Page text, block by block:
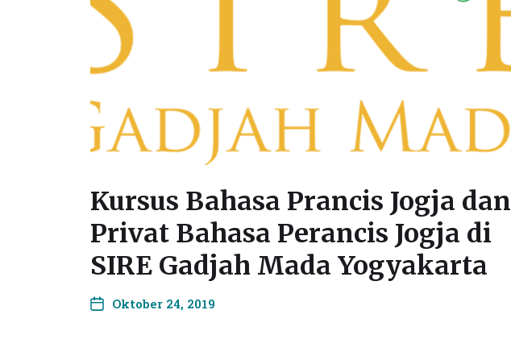
Kursus Bahasa Prancis Jogja dan
Privat Bahasa Perancis Jogja di
SIRE Gadjah Mada Yogyakarta
Oktober 24, 2019